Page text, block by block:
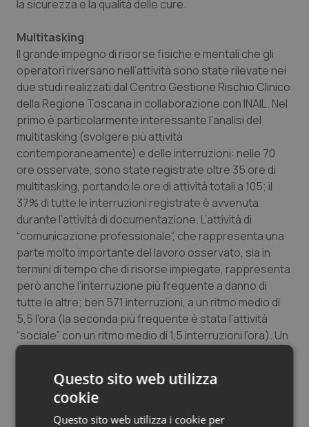
la sicurezza e la qualità delle cure.
Multitasking
Il grande impegno di risorse fisiche e mentali che gli
operatori riversano nell’attività sono state rilevate nei
due studi realizzati dal Centro Gestione Rischio Clinico
della Regione Toscana in collaborazione con INAIL. Nel
primo è particolarmente interessante l’analisi del
multitasking (svolgere più attività
contemporaneamente) e delle interruzioni: nelle 70
ore osservate, sono state registrate oltre 35 ore di
multitasking, portando le ore di attività totali a 105; il
37% di tutte le interruzioni registrate è avvenuta
durante l’attività di documentazione. L’attività di
“comunicazione professionale”, che rappresenta una
parte molto importante del lavoro osservato, sia in
termini di tempo che di risorse impiegate, rappresenta
però anche l’interruzione più frequente a danno di
tutte le altre; ben 571 interruzioni, a un ritmo medio di
5,5 l’ora (la seconda più frequente è stata l’attività
“sociale” con un ritmo medio di 1,5 interruzioni l’ora). Un
secondo studio, ha rilevato che gli infermieri vengono
somministrazione della terapia e spendono circa il 30%
del tempo in multitasking
Questo sito web utilizza
cookie
Questo sito web utilizza i cookie per